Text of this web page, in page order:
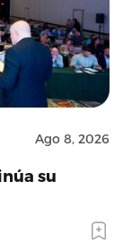
Ago 8, 2026
su